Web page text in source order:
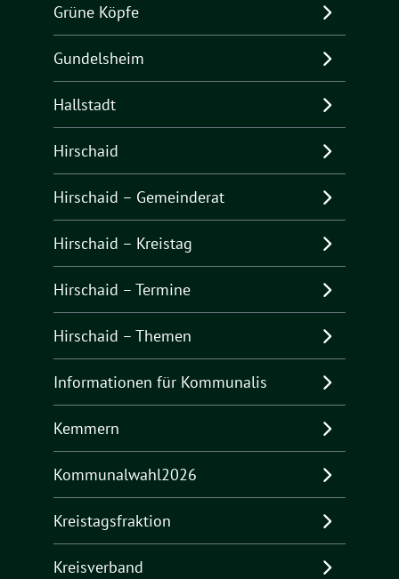
Grüne Köpfe
Gundelsheim
Hallstadt
Hirschaid
Hirschaid – Gemeinderat
Hirschaid – Kreistag
Hirschaid – Termine
Hirschaid – Themen
Informationen für Kommunalis
Kemmern
Kommunalwahl2026
Kreistagsfraktion
Kreisverband